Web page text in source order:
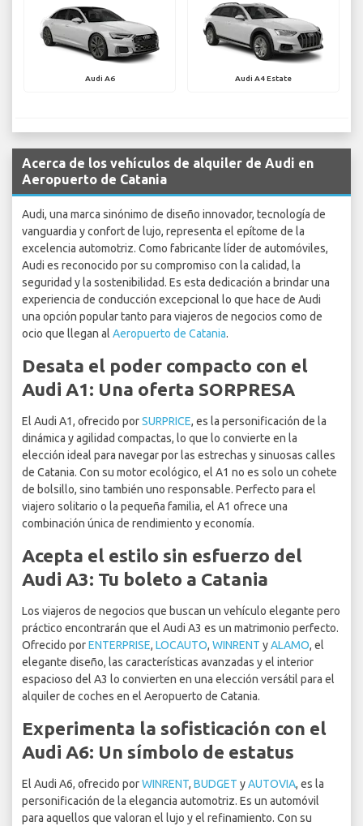
Audi A6 Audi A4 Estate
Acerca de los vehículos de alquiler de Audi en
Aeropuerto de Catania
Audi, una marca sinónimo de diseño innovador, tecnología de
vanguardia y confort de lujo, representa el epítome de la
excelencia automotriz. Como fabricante líder de automóviles,
Audi es reconocido por su compromiso con la calidad, la
seguridad y la sostenibilidad. Es esta dedicación a brindar una
experiencia de conducción excepcional lo que hace de Audi
una opción popular tanto para viajeros de negocios como de
ocio que llegan al Aeropuerto de Catania.
Desata el poder compacto con el
Audi A1: Una oferta SORPRESA
El Audi A1, ofrecido porSURPRICE, es la personificación de la
dinámica y agilidad compactas, lo que lo convierte en la
elección ideal para navegar por las estrechas y sinuosas calles
de Catania. Con su motor ecológico, el A1 no es solo un cohete
de bolsillo, sino también uno responsable. Perfecto para el
viajero solitario o la pequeña familia, el A1 ofrece una
combinación única de rendimiento y economía.
Acepta el estilo sin esfuerzo del
Audi A3: Tu boleto a Catania
Los viajeros de negocios que buscan un vehículo elegante pero
práctico encontrarán que el Audi A3 es un matrimonio perfecto.
Ofrecido porENTERPRISE, LOCAUTO, WINRENT yALAMO, el
elegante diseño, las características avanzadas y el interior
espacioso del A3 lo convierten en una elección versátil para el
alquiler de coches en el Aeropuerto de Catania.
Experimenta la sofisticación con el
Audi A6: Un símbolo de estatus
El Audi A6, ofrecido porWINRENT, BUDGET yAUTOVIA, es la
personificación de la elegancia automotriz. Es un automóvil
para aquellos que valoran el lujo y el refinamiento. Con su